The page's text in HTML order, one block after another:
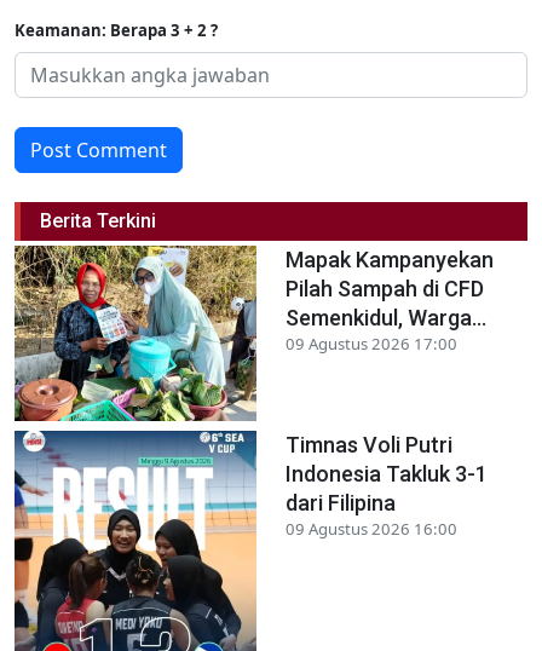
Keamanan: Berapa 3 + 2 ?
Post Comment
Berita Terkini
Mapak Kampanyekan
Pilah Sampah di CFD
Semenkidul, Warga...
09 Agustus 2026 17:00
Timnas Voli Putri
Indonesia Takluk 3-1
dari Filipina
09 Agustus 2026 16:00